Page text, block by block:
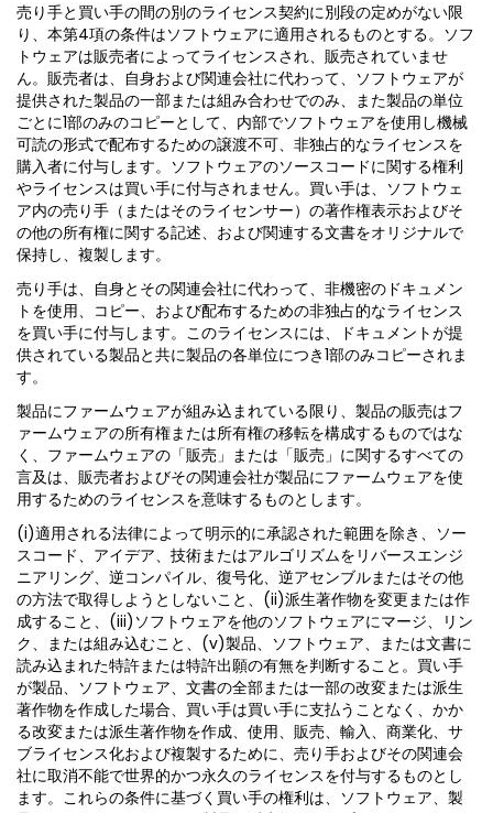
売り手と買い手の間の別のライセンス契約に別段の定めがない限
り、本第4項の条件はソフトウェアに適用されるものとする。ソフ
トウェアは販売者によってライセンスされ、販売されていませ
ん。販売者は、自身および関連会社に代わって、ソフトウェアが
提供された製品の一部または組み合わせでのみ、また製品の単位
ごとに1部のみのコピーとして、内部でソフトウェアを使用し機械
可読の形式で配布するための譲渡不可、非独占的なライセンスを
購入者に付与します。ソフトウェアのソースコードに関する権利
やライセンスは買い手に付与されません。買い手は、ソフトウェ
ア内の売り手（またはそのライセンサー）の著作権表示およびそ
の他の所有権に関する記述、および関連する文書をオリジナルで
保持し、複製します。
売り手は、自身とその関連会社に代わって、非機密のドキュメン
トを使用、コピー、および配布するための非独占的なライセンス
を買い手に付与します。このライセンスには、ドキュメントが提
供されている製品と共に製品の各単位につき1部のみコピーされま
す。
製品にファームウェアが組み込まれている限り、製品の販売はフ
ァームウェアの所有権または所有権の移転を構成するものではな
く、ファームウェアの「販売」または「販売」に関するすべての
言及は、販売者およびその関連会社が製品にファームウェアを使
用するためのライセンスを意味するものとします。
(i)適用される法律によって明示的に承認された範囲を除き、ソー
スコード、アイデア、技術またはアルゴリズムをリバースエンジ
ニアリング、逆コンパイル、復号化、逆アセンブルまたはその他
の方法で取得しようとしないこと、(ii)派生著作物を変更または作
成すること、(iii)ソフトウェアを他のソフトウェアにマージ、リン
ク、または組み込むこと、(v)製品、ソフトウェア、または文書に
読み込まれた特許または特許出願の有無を判断すること。買い手
が製品、ソフトウェア、文書の全部または一部の改変または派生
著作物を作成した場合、買い手は買い手に支払うことなく、かか
る改変または派生著作物を作成、使用、販売、輸入、商業化、サ
ブライセンス化および複製するために、売り手およびその関連会
社に取消不能で世界的かつ永久のライセンスを付与するものとし
ます。これらの条件に基づく買い手の権利は、ソフトウェア、製